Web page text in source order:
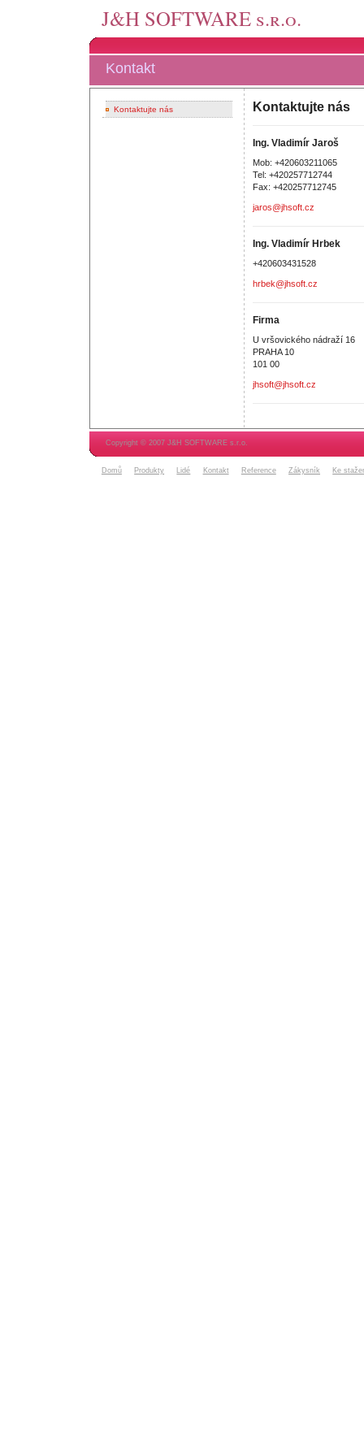
J&H SOFTWARE s.r.o.
Kontakt
Kontaktujte nás Kontaktujte nás
Ing. Vladimír Jaroš
Mob: +420603211065
Tel: +420257712744
Fax: +420257712745
jaros@jhsoft.cz
Ing. Vladimír Hrbek
+420603431528
hrbek@jhsoft.cz
Firma
U vršovického nádraží 16
PRAHA 10
101 00
jhsoft@jhsoft.cz
Copyright © 2007 J&H SOFTWARE s.r.o.
Domů Produkty Lidé Kontakt Reference Zákysník Ke